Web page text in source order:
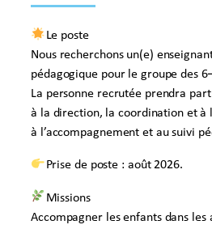
Le poste
Nous recherchons un(e)
pédagogique pour le groupe des
La personne recrutée prendra
à la direction, la coordination et à
à l’accompagnement et au suivi
Prise de poste : août 2026.
Missions
Accompagner les enfants dans les